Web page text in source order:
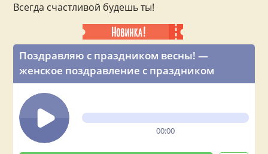
Поздравляю с праздником весны! —
женское поздравление с праздником
00:00
Всегда счастливой будешь ты!